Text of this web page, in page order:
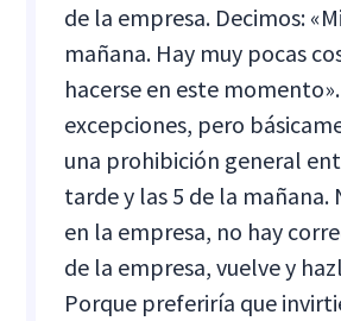
de la empresa. Decimos:
mañana. Hay muy pocas
hacerse en este
excepciones, pero
una prohibición general
tarde y las 5 de la mañana.
en la empresa, no hay
de la empresa, vuelve y
Porque preferiría que